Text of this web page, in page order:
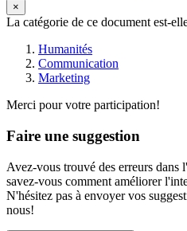
×
La catégorie de ce document est-
Humanités
Communication
Marketing
Merci pour votre participation!
Faire une suggestion
Avez-vous trouvé des erreurs dans
savez-vous comment améliorer
N'hésitez pas à envoyer vos
nous!